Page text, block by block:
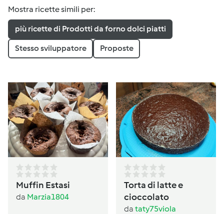
Mostra ricette simili per:
più ricette di Prodotti da forno dolci piatti
Stesso sviluppatore Proposte
Muffin Estasi
da Marzia1804
Torta di latte e
cioccolato
da taty75viola